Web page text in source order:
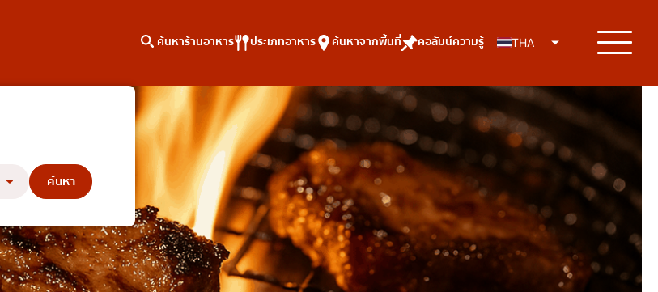
ค้นหาร้านอาหาร ประเภทอาหาร ค้นหาจากพื้นที่ คอลัมน์ความรู้ THA
เจริญกรุง
ธนบุรี
สยาม
ทองหล่อ
เอกมัย
คอลัมน์ความรู้
บทความที่KOLแนะนำ